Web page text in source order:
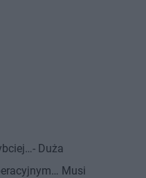
Duża
Musi